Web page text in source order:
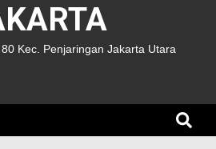
Kec. Penjaringan Jakarta Utara